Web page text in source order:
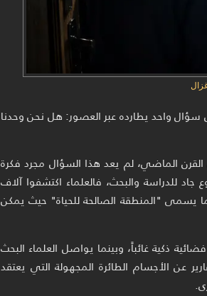
سؤال واحد يطارده عبر العصور: هل نحن وحدنا
الماضي، لم يعد هذا السؤال مجرد فكرة
للدراسة والبحث، فالعلماء اكتشفوا آلاف
يسمى "المنطقة الصالحة للحياة" حيث يمكن
ذكية غائباً، وبينما يواصل العلماء البحث
عن الأجسام الطائرة المجهولة التي يعتقد